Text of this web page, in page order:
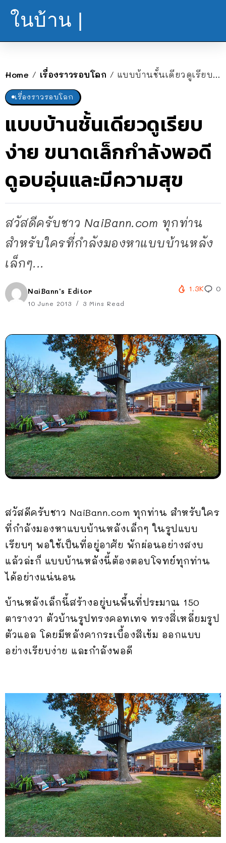
ในบ้าน |
Home / เรื่องราวรอบโลก / แบบบ้านชั้นเดียวดูเรียบง่าย ขนาดเล็กกำลังพอดี ดูอบอุ่นและมีความสุข
เรื่องราวรอบโลก
แบบบ้านชั้นเดียวดูเรียบ
ง่าย ขนาดเล็กกำลังพอดี
ดูอบอุ่นและมีความสุข
สวัสดีครับชาว NaiBann.com ทุกท่าน
สำหรับใครที่กำลังมองหาแบบบ้านหลัง
เล็กๆ...
NaiBann's Editor
10 June 2013 3 Mins Read
1.3K 0
สวัสดีครับชาว NaiBann.com ทุกท่าน สำหรับใคร
ที่กำลังมองหาแบบบ้านหลังเล็กๆ ในรูปแบบ
เรียบๆ พอใช้เป็นที่อยู่อาศัย พักผ่อนอย่างสงบ
แล้วล่ะก็ แบบบ้านหลังนี้ต้องตอบโจทย์ทุกท่าน
ได้อย่างแน่นอน
บ้านหลังเล็กนี้สร้างอยู่บนพื้นที่ประมาณ 150
ตารางวา ตัวบ้านรูปทรงคอทเทจ ทรงสี่เหลี่ยมรูป
ตัวแอล โดยมีหลังคากระเบื้องสีเข้ม ออกแบบ
อย่างเรียบง่าย และกำลังพอดี